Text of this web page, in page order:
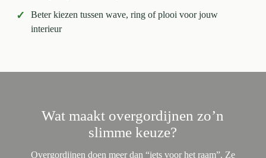
✓
Beter kiezen tussen wave, ring of plooi voor jouw
interieur
Wat maakt overgordijnen zo’n
slimme keuze?
Overgordijnen doen meer dan “iets voor het raam”. Ze